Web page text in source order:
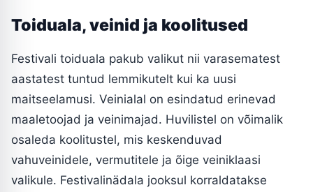
Toiduala, veinid ja koolitused
Festivali toiduala pakub valikut nii varasematest
aastatest tuntud lemmikutelt kui ka uusi
maitseelamusi. Veinialal on esindatud erinevad
maaletoojad ja veinimajad. Huvilistel on võimalik
osaleda koolitustel, mis keskenduvad
vahuveinidele, vermutitele ja õige veiniklaasi
valikule. Festivalinädala jooksul korraldatakse